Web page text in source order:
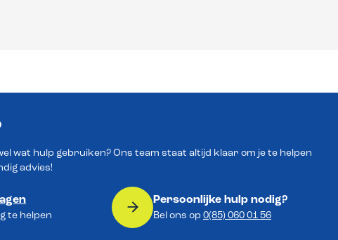
wat hulp gebruiken? Ons team staat altijd klaar om je te helpen
advies!
te helpen
Persoonlijke hulp nodig?
Bel ons op 0(85) 060 01 56